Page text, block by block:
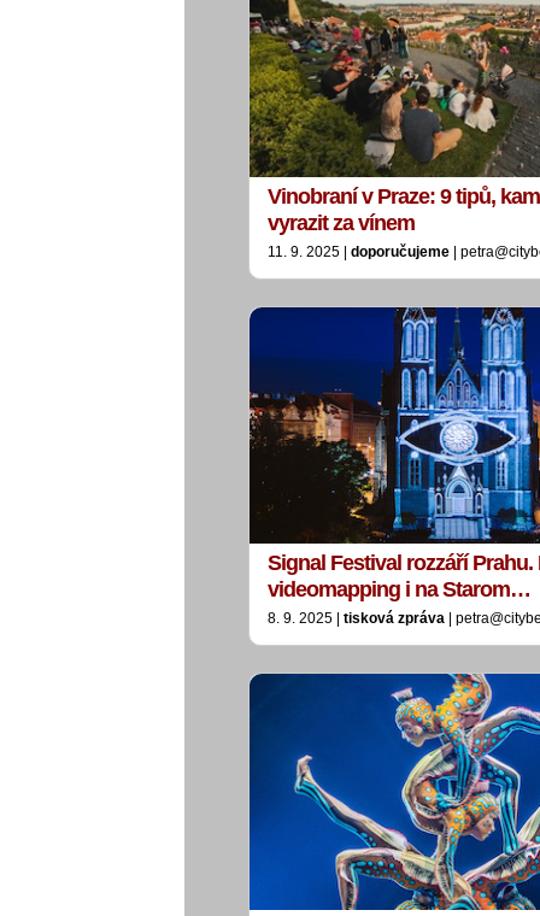
Vinobraní v Praze: 9 tipů,
vyrazit za vínem
11. 9. 2025 | doporučujeme |
Signal Festival rozzáří Prahu.
videomapping i na Starom…
8. 9. 2025 | tisková zpráva |